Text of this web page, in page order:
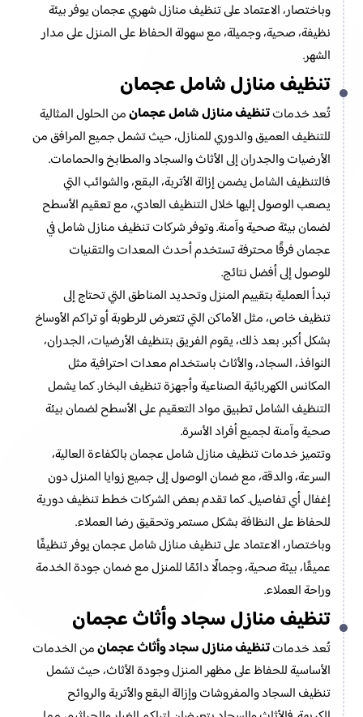
وباختصار، الاعتماد على تنظيف منازل شهري عجمان يوفر بيئة
نظيفة، صحية، وجميلة، مع سهولة الحفاظ على المنزل على مدار
الشهر.
تنظيف منازل شامل عجمان
تُعد خدماتتنظيف منازل شامل عجمانمن الحلول المثالية
للتنظيف العميق والدوري للمنازل، حيث تشمل جميع المرافق من
الأرضيات والجدران إلى الأثاث والسجاد والمطابخ والحمامات.
فالتنظيف الشامل يضمن إزالة الأتربة، البقع، والشوائب التي
يصعب الوصول إليها خلال التنظيف العادي، مع تعقيم الأسطح
لضمان بيئة صحية وآمنة. وتوفر شركات تنظيف منازل شامل في
عجمان فرقًا محترفة تستخدم أحدث المعدات والتقنيات
للوصول إلى أفضل نتائج.
تبدأ العملية بتقييم المنزل وتحديد المناطق التي تحتاج إلى
تنظيف خاص، مثل الأماكن التي تتعرض للرطوبة أو تراكم الأوساخ
بشكل أكبر. بعد ذلك، يقوم الفريق بتنظيف الأرضيات، الجدران،
النوافذ، السجاد، والأثاث باستخدام معدات احترافية مثل
المكانس الكهربائية الصناعية وأجهزة تنظيف البخار. كما يشمل
التنظيف الشامل تطبيق مواد التعقيم على الأسطح لضمان بيئة
صحية وآمنة لجميع أفراد الأسرة.
وتتميز خدمات تنظيف منازل شامل عجمان بالكفاءة العالية،
السرعة، والدقة، مع ضمان الوصول إلى جميع زوايا المنزل دون
إغفال أي تفاصيل. كما تقدم بعض الشركات خطط تنظيف دورية
للحفاظ على النظافة بشكل مستمر وتحقيق رضا العملاء.
وباختصار، الاعتماد على تنظيف منازل شامل عجمان يوفر تنظيفًا
عميقًا، بيئة صحية، وجمالًا دائمًا للمنزل مع ضمان جودة الخدمة
وراحة العملاء.
تنظيف منازل سجاد وأثاث عجمان
تُعد خدماتتنظيف منازل سجاد وأثاث عجمانمن الخدمات
الأساسية للحفاظ على مظهر المنزل وجودة الأثاث، حيث تشمل
تنظيف السجاد والمفروشات وإزالة البقع والأتربة والروائح